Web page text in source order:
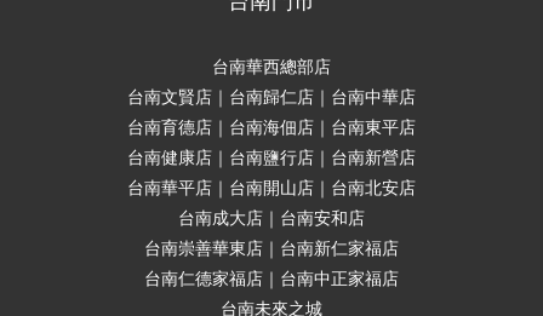
台南華西總部店
台南文賢店｜台南歸仁店｜台南中華店
台南育德店｜台南海佃店｜台南東平店
台南健康店｜台南鹽行店｜台南新營店
台南華平店｜台南開山店｜台南北安店
台南成大店｜台南安和店
台南崇善華東店｜台南新仁家福店
台南仁德家福店｜台南中正家福店
台南未來之城